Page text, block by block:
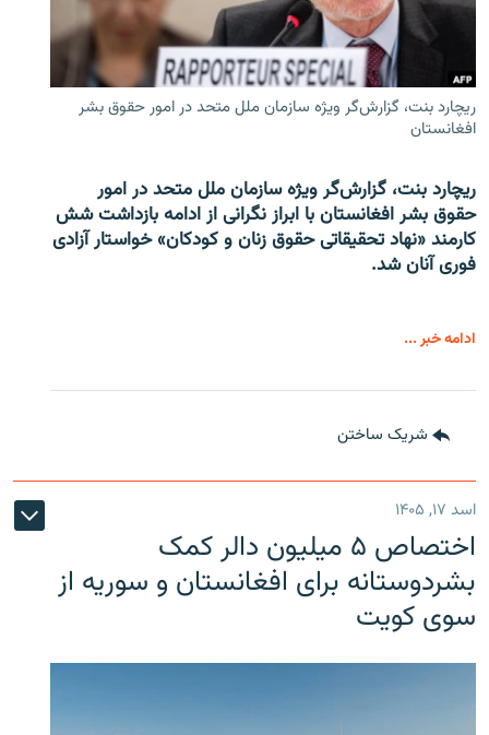
ریچارد بنت، گزارش‌گر ویژه سازمان ملل متحد در امور حقوق بشر
افغانستان
ریچارد بنت، گزارش‌گر ویژه سازمان ملل متحد در امور
حقوق بشر افغانستان با ابراز نگرانی از ادامه بازداشت شش
کارمند «نهاد تحقیقاتی حقوق زنان و کودکان» خواستار آزادی
فوری آنان شد.
ادامه خبر ...
شریک ساختن
اسد ۱۷, ۱۴۰۵
اختصاص ۵ میلیون دالر کمک
بشردوستانه برای افغانستان و سوریه از
سوی کویت